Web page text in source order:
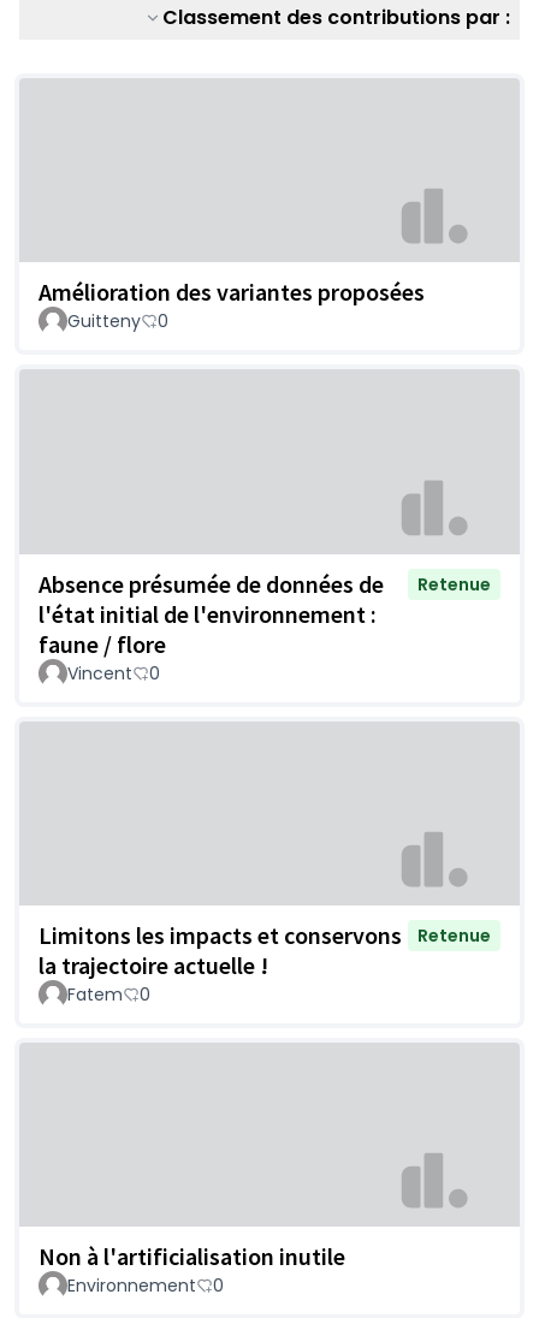
Classement des contributions par :
Amélioration des variantes proposées
Guitteny 0
Absence présumée de données de
l'état initial de l'environnement :
faune / flore
Retenue
Vincent 0
Limitons les impacts et conservons
la trajectoire actuelle !
Retenue
Fatem 0
Non à l'artificialisation inutile
Environnement 0